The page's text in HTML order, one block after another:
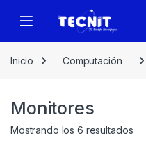
Inicio Computación
Monitores
Mostrando los 6 resultados